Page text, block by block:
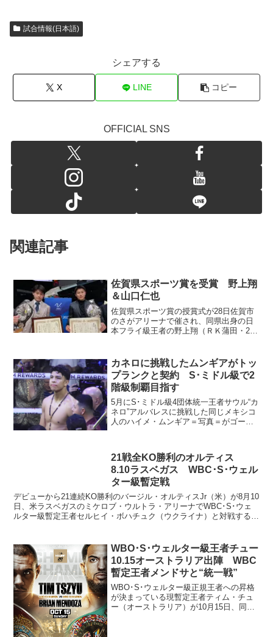
試合情報(日本語)
シェアする
X LINE コピー
OFFICIAL SNS
関連記事
佐賀県スポーツ賞を受賞 野上翔
＆山口仁也
佐賀県スポーツ賞の授賞式が28日佐賀市
のさがアリーナで催され、同県出身の日
本フライ級王者の野上翔（ＲＫ蒲田・25
から表彰された。賞は昨年（25年）活躍
した佐賀県出身の...
カネロに挑戦したムンギアがトッ
プランクと契約 S･ミドル級で2
階級制覇目指す
5月にS･ミドル級4団体統一王者サウル“カ
ネロ”アルバレスに挑戦した同じメキシコ
人のハイメ・ムンギア＝写真＝がゴール
する運びになった。ESPNデポルテスが
23日伝えた...
21戦全KO勝利のオルティス
8.10ラスベガス WBC･S･ウェル
ター級暫定戦
デビューから21連続KO勝利のバージル・オルティスJr（米）が8月10
日、米ラスベガスのミケロブ・ウルトラ・アリーナでWBC･S･ウェ
ルター級暫定王者セルヒイ・ボハチュク（ウクライナ）と対戦する。
WBO･S･ウェルター級王者チュー
10.15オーストラリア出陣 WBC
暫定王者メンドサと“統一戦”
WBO･S･ウェルター級正規王者への昇格
が決まっている現暫定王者ティム・チュ
ー（オーストラリア）が10月15日、同国